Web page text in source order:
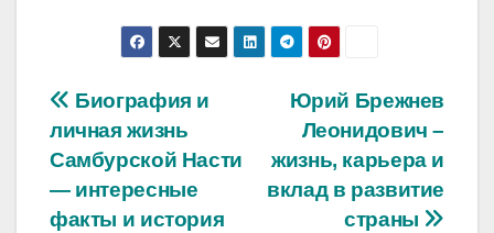
Навигация
по
записям
Юрий Брежнев
Леонидович –
жизнь, карьера и
вклад в развитие
страны
Биография и
личная жизнь
Самбурской Насти
— интересные
факты и история